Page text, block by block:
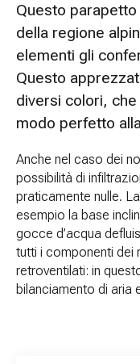
Questo
della regione
elementi gli
Questo
diversi colori,
modo perfetto
Anche nel caso dei
possibilità di
praticamente nulle.
esempio la base
gocce d’acqua
tutti i componenti dei
retroventilati: in
bilanciamento di aria